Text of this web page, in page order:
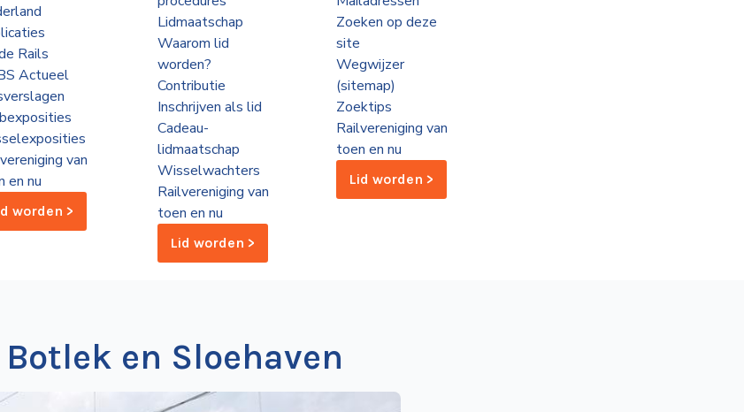
Rails
Actueel
van
en nu
worden >
Lidmaatschap
Waarom lid
worden?
Contributie
Inschrijven als lid
Cadeau-
lidmaatschap
Wisselwachters
Railvereniging van
toen en nu
Lid worden >
Zoeken op deze
site
Wegwijzer
(sitemap)
Zoektips
Railvereniging van
toen en nu
Lid worden >
en Sloehaven